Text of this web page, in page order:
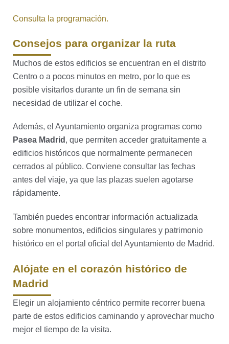
Consulta la programación.
Consejos para organizar la ruta
Muchos de estos edificios se encuentran en el distrito
Centro o a pocos minutos en metro, por lo que es
posible visitarlos durante un fin de semana sin
necesidad de utilizar el coche.
Además, el Ayuntamiento organiza programas como
Pasea Madrid , que permiten acceder gratuitamente a
edificios históricos que normalmente permanecen
cerrados al público. Conviene consultar las fechas
antes del viaje, ya que las plazas suelen agotarse
rápidamente.
También puedes encontrar información actualizada
sobre monumentos, edificios singulares y patrimonio
histórico en el portal oficial del Ayuntamiento de Madrid.
Alójate en el corazón histórico de
Madrid
Elegir un alojamiento céntrico permite recorrer buena
parte de estos edificios caminando y aprovechar mucho
mejor el tiempo de la visita.